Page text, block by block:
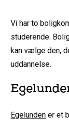
Vi har to
studerende.
kan vælge den,
uddannelse.
Egelunden er et